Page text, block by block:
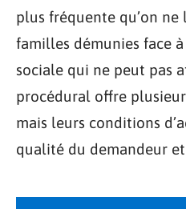
plus fréquente qu’on ne
familles démunies face
sociale qui ne peut pas
procédural offre
mais leurs conditions
qualité du demandeur